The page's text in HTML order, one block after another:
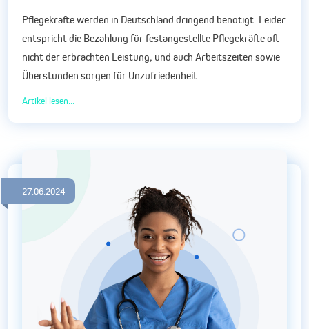
Pflegekräfte werden in Deutschland dringend benötigt. Leider
entspricht die Bezahlung für festangestellte Pflegekräfte oft
nicht der erbrachten Leistung, und auch Arbeitszeiten sowie
Überstunden sorgen für Unzufriedenheit.
Artikel lesen...
27.06.2024